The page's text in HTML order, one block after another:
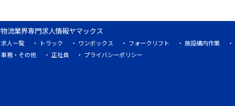
物流業界専門求人情報ヤマックス
求人一覧 トラック ワンボックス フォークリフト 施設構内作業
事務・その他
正社員 プライバシーポリシー